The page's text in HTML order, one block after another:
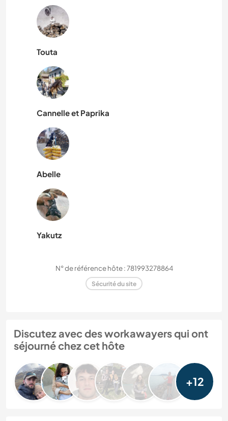
Touta
Cannelle et Paprika
Abelle
Yakutz
N° de référence hôte : 781993278864
Sécurité du site
Discutez avec des workawayers qui ont
séjourné chez cet hôte
+12